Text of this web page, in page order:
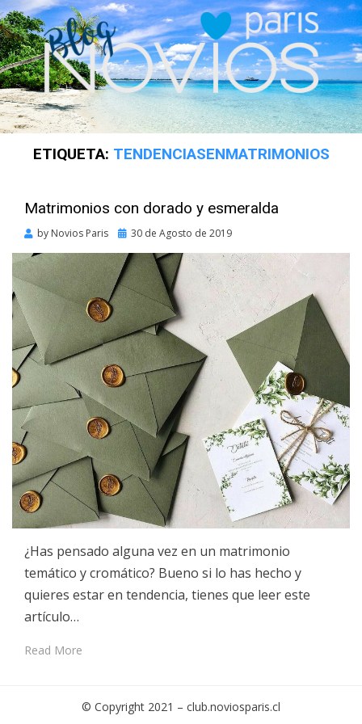
ETIQUETA: TENDENCIASENMATRIMONIOS
Matrimonios con dorado y esmeralda
by Novios Paris
Posted
30 de Agosto de 2019
¿Has pensado alguna vez en un matrimonio
temático y cromático? Bueno si lo has hecho y
quieres estar en tendencia, tienes que leer este
artículo…
Read More
© Copyright 2021 – club.noviosparis.cl